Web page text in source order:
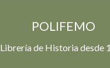
POLIFEMO
Librería de Historia desde